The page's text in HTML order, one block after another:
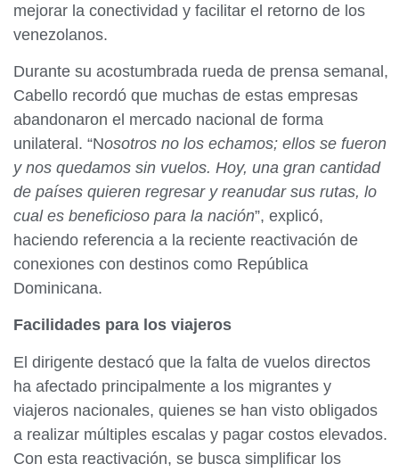
mejorar la conectividad y facilitar el retorno de los
venezolanos.
Durante su acostumbrada rueda de prensa semanal,
Cabello recordó que muchas de estas empresas
abandonaron el mercado nacional de forma
unilateral. “Nosotros no los echamos; ellos se fueron
y nos quedamos sin vuelos. Hoy, una gran cantidad
de países quieren regresar y reanudar sus rutas, lo
cual es beneficioso para la nación”, explicó,
haciendo referencia a la reciente reactivación de
conexiones con destinos como República
Dominicana.
Facilidades para los viajeros
El dirigente destacó que la falta de vuelos directos
ha afectado principalmente a los migrantes y
viajeros nacionales, quienes se han visto obligados
a realizar múltiples escalas y pagar costos elevados.
Con esta reactivación, se busca simplificar los